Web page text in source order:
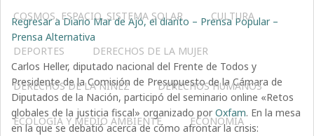
COSMOS, ESPACIO, SISTEMA SOLAR CULTURA
DEPORTES DERECHOS DE LA MUJER
DERECHOS DE LA NIÑEZ DERECHOS HUMANOS
ECOLOGÍA Y MEDIO AMBIENTE ECONOMÍA
Regresar a Diario Mar de Ajó, el diarito – Prensa Popular –
Prensa Alternativa
Carlos Heller, diputado nacional del Frente de Todos y
Presidente de la Comisión de Presupuesto de la Cámara de
Diputados de la Nación, participó del seminario online «Retos
globales de la justicia fiscal» organizado porOxfam. En la mesa
en la que se debatió acerca de cómo afrontar la crisis: